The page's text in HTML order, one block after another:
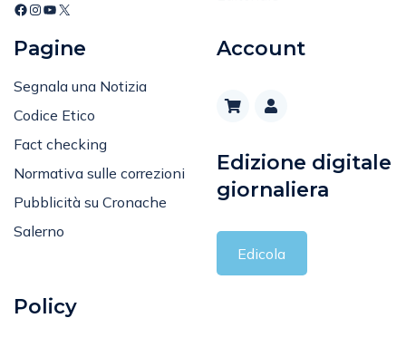
Codice Etico
Fact checking
Normativa sulle correzioni
Pubblicità su Cronache
Salerno
giornaliera
Edicola